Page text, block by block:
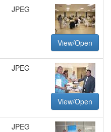
JPEG
View/Open
JPEG
View/Open
JPEG